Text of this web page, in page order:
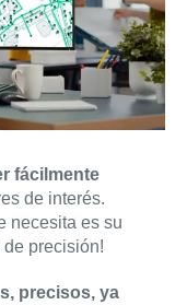
fácilmente
de interés.
necesita es su
precisión!
precisos, ya